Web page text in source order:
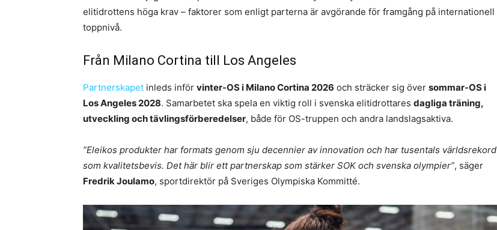
elitidrottens höga krav – faktorer som enligt parterna är avgörande för framgång på internationell
toppnivå.
Från Milano Cortina till Los Angeles
Partnerskapet inleds inför vinter-OS i Milano Cortina 2026 och sträcker sig över sommar-OS i
Los Angeles 2028. Samarbetet ska spela en viktig roll i svenska elitidrottares dagliga träning,
utveckling och tävlingsförberedelser, både för OS-truppen och andra landslagsaktiva.
”Eleikos produkter har formats genom sju decennier av innovation och har tusentals världsrekord
som kvalitetsbevis. Det här blir ett partnerskap som stärker SOK och svenska olympier”, säger
Fredrik Joulamo, sportdirektör på Sveriges Olympiska Kommitté.